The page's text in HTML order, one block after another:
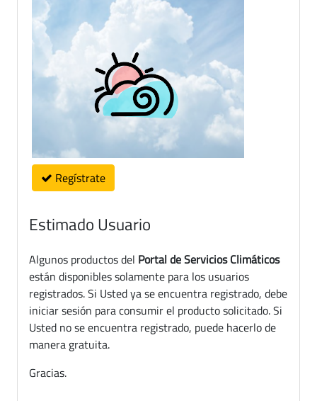
Regístrate
Estimado Usuario
Algunos productos del Portal de Servicios Climáticos
están disponibles solamente para los usuarios
registrados. Si Usted ya se encuentra registrado, debe
iniciar sesión para consumir el producto solicitado. Si
Usted no se encuentra registrado, puede hacerlo de
manera gratuita.
Gracias.